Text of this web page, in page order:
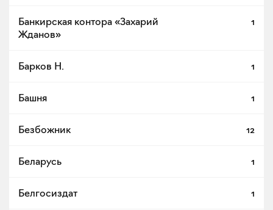
Банкирская контора «Захарий
Жданов»
1
Барков Н. 1
Башня 1
Безбожник 12
Беларусь 1
Белгосиздат 1